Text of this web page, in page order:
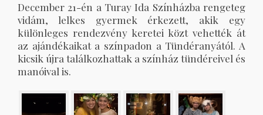
December 21-én a Turay Ida Színházba rengeteg
vidám, lelkes gyermek érkezett, akik egy
különleges rendezvény keretei közt vehették át
az ajándékaikat a színpadon a Tündéranyától. A
kicsik újra találkozhattak a színház tündéreivel és
manóival is.